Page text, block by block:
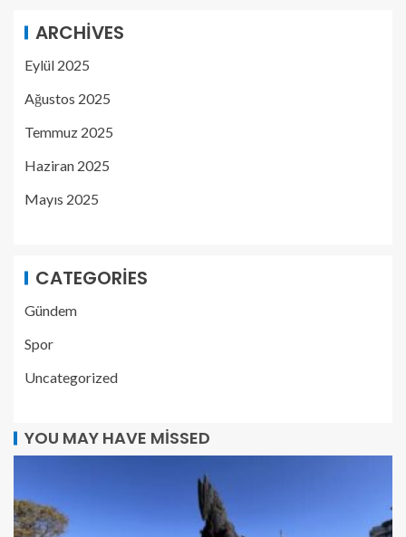
ARCHIVES
Eylül 2025
Ağustos 2025
Temmuz 2025
Haziran 2025
Mayıs 2025
CATEGORIES
Gündem
Spor
Uncategorized
YOU MAY HAVE MISSED